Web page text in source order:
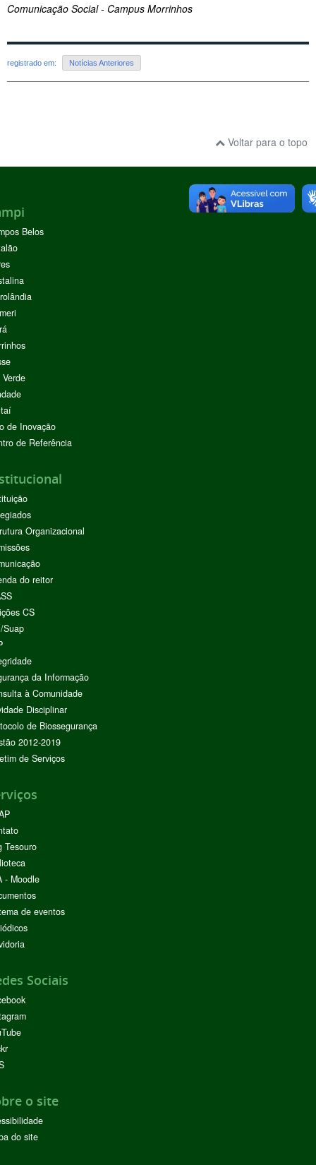
Comunicação Social - Campus Morrinhos
registrado em: Notícias Anteriores
Voltar para o topo
Belos
de Inovação
de Referência
Organizacional
do reitor
CS
Suap
da Informação
à Comunidade
Disciplinar
de Biossegurança
2012-2019
de Serviços
Tesouro
- Moodle
de eventos
Sociais
o site
do site